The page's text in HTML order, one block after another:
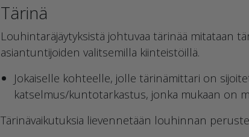
Tärinä
Louhintaräjäytyksistä johtuvaa tärinää mitataan
asiantuntijoiden valitsemilla kiinteistöillä.
Jokaiselle kohteelle, jolle tärinämittari on
katselmus/kuntotarkastus, jonka mukaan on
Tärinävaikutuksia lievennetään louhinnan